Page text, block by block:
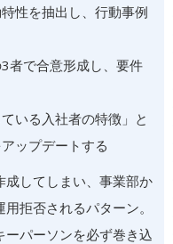
性を抽出し、行動事例
者で合意形成し、要件
いる入社者の特徴」と
ップデートする
成してしまい、事業部か
拒否されるパターン。
パーソンを必ず巻き込